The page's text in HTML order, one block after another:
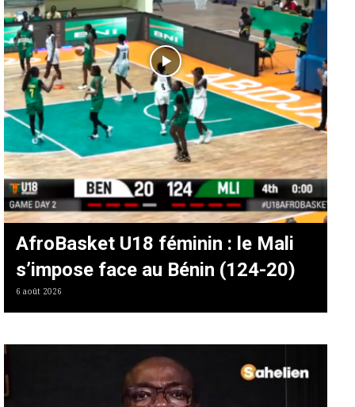
AfroBasket U18 féminin : le Mali
s’impose face au Bénin (124-20)
6 août 2026